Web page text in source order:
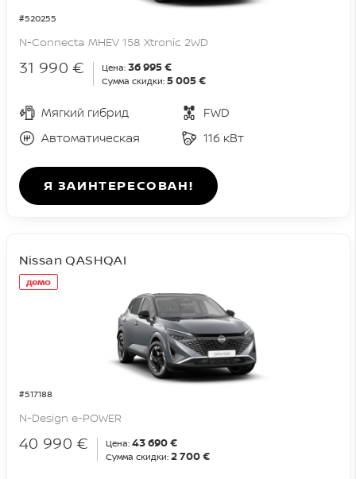
#520255
N-Connecta MHEV 158 Xtronic 2WD
31 990 € Цена: 36 995 €
Сумма скидки: 5 005 €
Мягкий гибрид
FWD
Автоматическая
116 кВт
Я ЗАИНТЕРЕСОВАН!
демо
#517188
Nissan QASHQAI
N-Design e-POWER
40 990 € Цена: 43 690 €
Сумма скидки: 2 700 €